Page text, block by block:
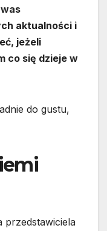
aktualności i
jeżeli
co się dzieje w
do gustu,
przedstawiciela